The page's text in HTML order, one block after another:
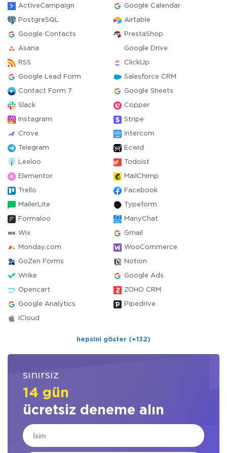
ActiveCampaign Google Calendar
PostgreSQL Airtable
Google Contacts PrestaShop
Asana Google Drive
RSS ClickUp
Google Lead Form Salesforce CRM
Contact Form 7 Google Sheets
Slack Copper
Instagram Stripe
Crove Intercom
Telegram Ecwid
Leeloo Todoist
Elementor MailChimp
Trello Facebook
MailerLite Typeform
Formaloo ManyChat
Wix Gmail
Monday.com WooCommerce
GoZen Forms Notion
Wrike Google Ads
Opencart ZOHO CRM
Google Analytics Pipedrive
iCloud
hepsini göster (+132)
sınırsız
14 gün
ücretsiz deneme alın